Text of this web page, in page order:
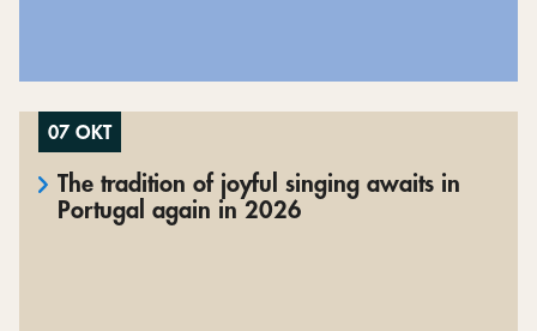
07 OKT
The tradition of joyful singing awaits in
Portugal again in 2026